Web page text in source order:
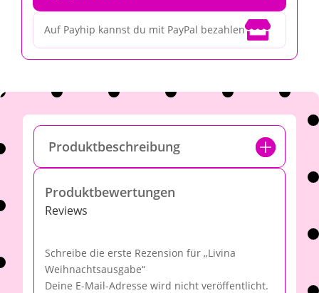
Auf Payhip kannst du mit PayPal bezahlen
Produktbeschreibung
Produktbewertungen
Reviews
Schreibe die erste Rezension für „Livina
Weihnachtsausgabe“
Deine E-Mail-Adresse wird nicht veröffentlicht.